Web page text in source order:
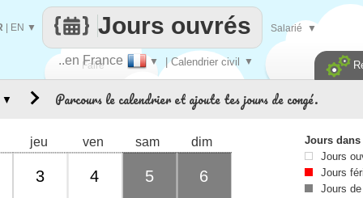
Faire
..en France ▼ | Calendrier civil ▼
Jours ouvrés
EN ▼ Salarié ▼
Parcours le calendrier et ajoute tes jours de congé.
jeu ven sam dim
3 4 5 6
▼
Jours
Jours
Jours
Jours